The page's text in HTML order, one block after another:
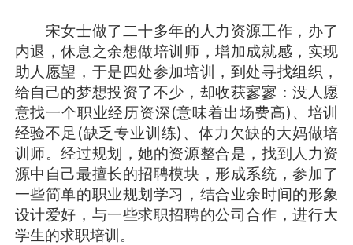
宋女士做了二十多年的人力资源工作，办了
内退，休息之余想做培训师，增加成就感，实现
助人愿望，于是四处参加培训，到处寻找组织，
给自己的梦想投资了不少，却收获寥寥：没人愿
意找一个职业经历资深(意味着出场费高)、培训
经验不足(缺乏专业训练)、体力欠缺的大妈做培
训师。经过规划，她的资源整合是，找到人力资
源中自己最擅长的招聘模块，形成系统，参加了
一些简单的职业规划学习，结合业余时间的形象
设计爱好，与一些求职招聘的公司合作，进行大
学生的求职培训。